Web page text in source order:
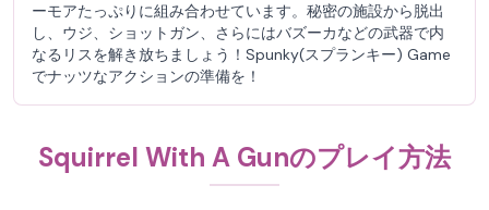
ーモアたっぷりに組み合わせています。秘密の施設から脱出
し、ウジ、ショットガン、さらにはバズーカなどの武器で内
なるリスを解き放ちましょう！Spunky(スプランキー) Game
でナッツなアクションの準備を！
Squirrel With A Gunのプレイ方法